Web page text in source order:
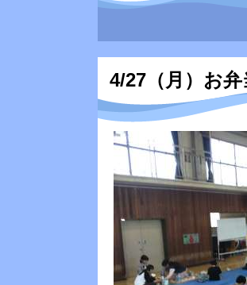
4/27（月）お弁